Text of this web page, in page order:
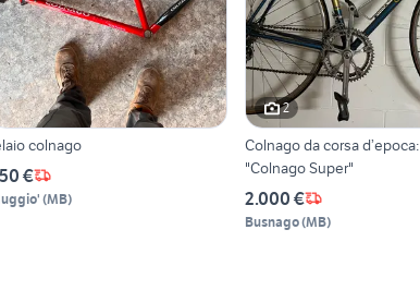
colnago
€
(MB)
2
Colnago da corsa d’epoca:
"Colnago Super"
2.000 €
Busnago(MB)